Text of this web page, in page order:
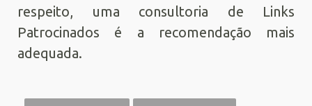
respeito, uma consultoria de Links
Patrocinados é a recomendação mais
adequada.